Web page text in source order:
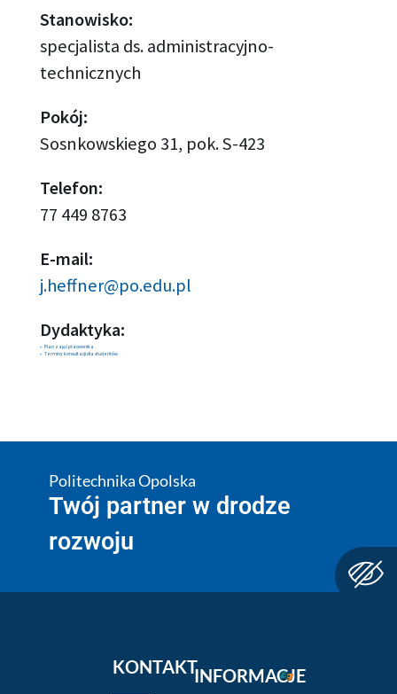
Stanowisko:
specjalista ds. administracyjno-
technicznych
Pokój:
Sosnkowskiego 31, pok. S-423
Telefon:
77 449 8763
E-mail:
j.heffner@po.edu.pl
Dydaktyka:
Plan zajęć pracownika
Terminy konsultacji dla studentów
Politechnika Opolska
Twój partner w drodze
rozwoju
KONTAKTINFORMACJE